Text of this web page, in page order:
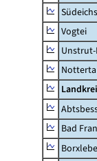
Vogtei
Bad